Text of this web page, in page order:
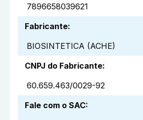
7896658039621
Fabricante:
BIOSINTETICA (ACHE)
CNPJ do Fabricante:
60.659.463/0029-92
Fale com o SAC: